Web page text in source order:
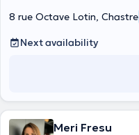
8 rue Octave Lotin, Chastre
Next availability
Meri Fresu